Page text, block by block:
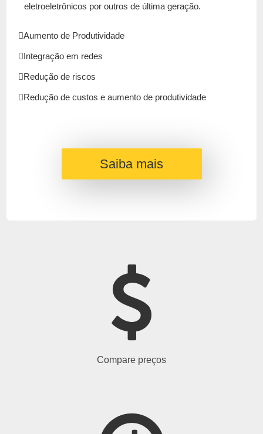
eletroeletrônicos por outros de última geração.
Aumento de Produtividade
Integração em redes
Redução de riscos
Redução de custos e aumento de produtividade
Saiba mais
Compare preços